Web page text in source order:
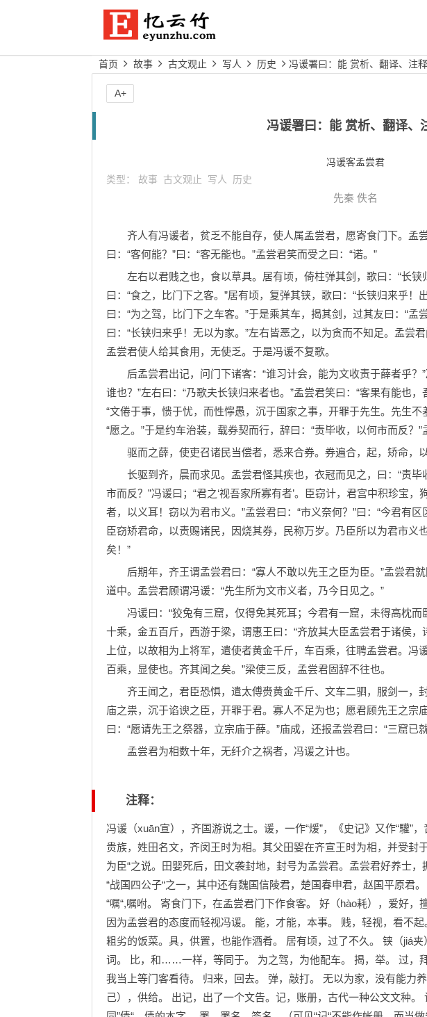
首页 故事 古文观止 写人 历史 冯谖署曰：能 赏析、翻译、注释
冯谖署曰：能 赏析、翻译、
冯谖客孟尝君
类型： 故事 古文观止 写人 历史
先秦 佚名
齐人有冯谖者，贫乏不能自存，使人属孟尝君，愿寄食门下。孟尝
曰：“客何能？”曰：“客无能也。”孟尝君笑而受之曰：“诺。”
左右以君贱之也，食以草具。居有顷，倚柱弹其剑，歌曰：“长铗
曰：“食之，比门下之客。”居有顷，复弹其铗，歌曰：“长铗归来乎！
曰：“为之驾，比门下之车客。”于是乘其车，揭其剑，过其友曰：“孟
曰：“长铗归来乎！无以为家。”左右皆恶之，以为贪而不知足。孟尝
孟尝君使人给其食用，无使乏。于是冯谖不复歌。
后孟尝君出记，问门下诸客：“谁习计会，能为文收责于薛者乎？”
谁也？”左右曰：“乃歌夫长铗归来者也。”孟尝君笑曰：“客果有能也，
“文倦于事，愦于忧，而性懧愚，沉于国家之事，开罪于先生。先生不
“愿之。”于是约车治装，载券契而行，辞曰：“责毕收，以何市而反？
驱而之薛，使吏召诸民当偿者，悉来合券。券遍合，起，矫命，以
长驱到齐，晨而求见。孟尝君怪其疾也，衣冠而见之，曰：“责毕
市而反？”冯谖曰；“君之‘视吾家所寡有者’。臣窃计，君宫中积珍宝
者，以义耳！窃以为君市义。”孟尝君曰：“市义奈何？”曰：“今君有
臣窃矫君命，以责赐诸民，因烧其券，民称万岁。乃臣所以为君市义
矣！”
后期年，齐王谓孟尝君曰：“寡人不敢以先王之臣为臣。”孟尝君
道中。孟尝君顾谓冯谖：“先生所为文市义者，乃今日见之。”
冯谖曰：“狡兔有三窟，仅得免其死耳；今君有一窟，未得高枕而
十乘，金五百斤，西游于梁，谓惠王曰：“齐放其大臣孟尝君于诸侯
上位，以故相为上将军，遣使者黄金千斤，车百乘，往聘孟尝君。冯
百乘，显使也。齐其闻之矣。”梁使三反，孟尝君固辞不往也。
齐王闻之，君臣恐惧，遣太傅赍黄金千斤、文车二驷，服剑一，
庙之祟，沉于谄谀之臣，开罪于君。寡人不足为也；愿君顾先王之宗
曰：“愿请先王之祭器，立宗庙于薛。”庙成，还报孟尝君曰：“三窟已
孟尝君为相数十年，无纤介之祸者，冯谖之计也。
注释：
冯谖（xuān宣），齐国游说之士。谖，一作“煖”，《史记》又作“驩”
贵族，姓田名文，齐闵王时为相。其父田婴在齐宣王时为相，并受封
为臣“之说。田婴死后，田文袭封地，封号为孟尝君。孟尝君好养士
“战国四公子“之一，其中还有魏国信陵君，楚国春申君，赵国平原君
“嘱“,嘱咐。 寄食门下，在孟尝君门下作食客。 好（hào耗），爱好，
因为孟尝君的态度而轻视冯谖。 能，才能，本事。 贱，轻视，看不
粗劣的饭菜。具，供置，也能作酒肴。 居有顷，过了不久。 铗（jiá
词。 比，和……一样，等同于。 为之驾，为他配车。 揭，举。 过，
我当上等门客看待。 归来，回去。 弹，敲打。 无以为家，没有能力
己），供给。 出记，出了一个文告。记，账册，古代一种公文文种。
A+